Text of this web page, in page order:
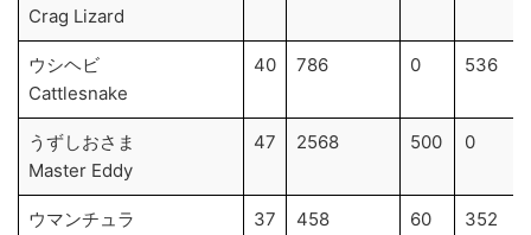
Crag Lizard
ウシヘビ
Cattlesnake
40 786 0 536
うずしおさま
Master Eddy
47 2568 500 0
ウマンチュラ
37 458 60 352